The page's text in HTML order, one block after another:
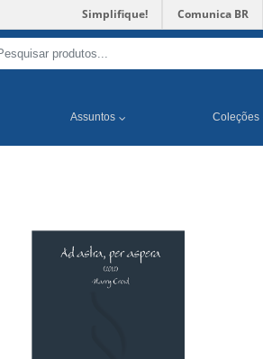
Simplifique! Comunica BR
Assuntos Coleções